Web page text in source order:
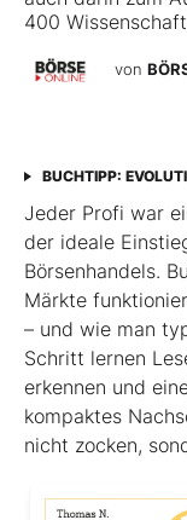
400
von
BUCHTIPP:
Jeder Profi war
der ideale
Börsenhandels.
Märkte
– und wie man
Schritt lernen
erkennen und
kompaktes
nicht zocken,